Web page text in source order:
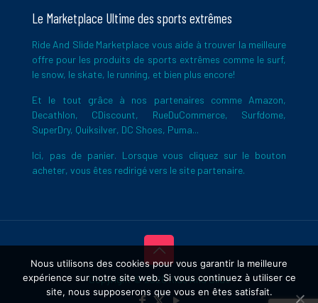
Le Marketplace Ultime des sports extrêmes
Ride And Slide Marketplace vous aide à trouver la meilleure
offre pour les produits de sports extrêmes comme le surf,
le snow, le skate, le running, et bien plus encore!
Et le tout grâce à nos partenaires comme Amazon,
Decathlon, CDiscount, RueDuCommerce, Surfdome,
SuperDry, Quiksilver, DC Shoes, Puma...
Ici, pas de panier. Lorsque vous cliquez sur le bouton
acheter, vous êtes redirigé vers le site partenaire.
Copyright © 2026 Ride And Slide
Nous utilisons des cookies pour vous garantir la meilleure
expérience sur notre site web. Si vous continuez à utiliser ce
site, nous supposerons que vous en êtes satisfait.